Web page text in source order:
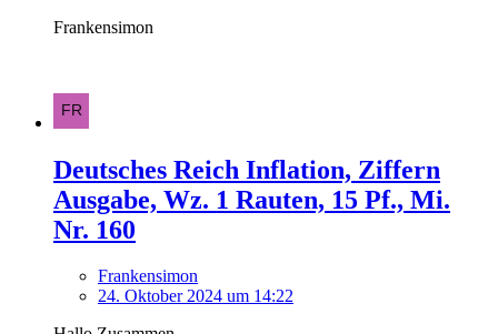
Frankensimon
Deutsches Reich Inflation, Ziffern
Ausgabe, Wz. 1 Rauten, 15 Pf., Mi.
Nr. 160
Frankensimon
24. Oktober 2024 um 14:22